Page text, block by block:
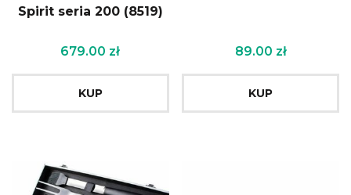
Spirit seria 200 (8519)
679.00 zł
KUP
89.00 zł
KUP